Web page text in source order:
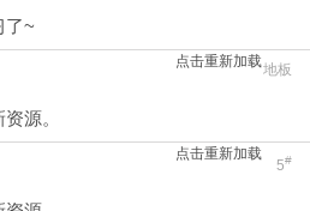
了~
点击重新加载地板
源。
点击重新加载
5#